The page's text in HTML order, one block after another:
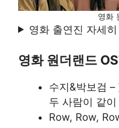
영화
영화 출연진 자세히
영화 원더랜드
수지&박보검 –
두 사람이 같이
Row, Row,